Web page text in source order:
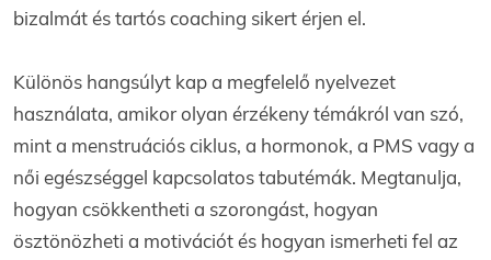
bizalmát és tartós coaching sikert érjen el.
Különös hangsúlyt kap a megfelelő nyelvezet
használata, amikor olyan érzékeny témákról van szó,
mint a menstruációs ciklus, a hormonok, a PMS vagy a
női egészséggel kapcsolatos tabutémák. Megtanulja,
hogyan csökkentheti a szorongást, hogyan
ösztönözheti a motivációt és hogyan ismerheti fel az